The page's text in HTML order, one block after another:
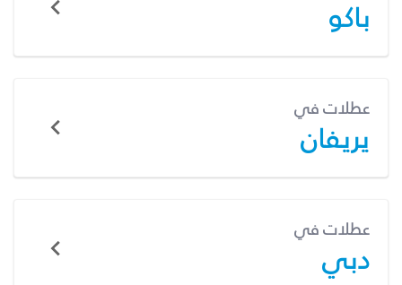
باكو
عطلات في
يريفان
عطلات في
دبي